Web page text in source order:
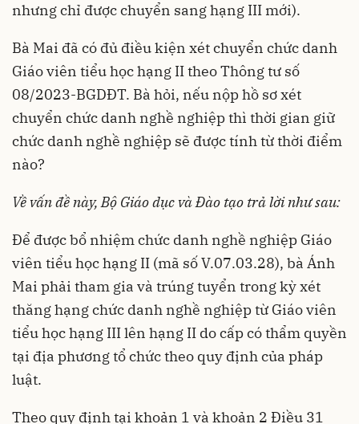
nhưng chỉ được chuyển sang hạng III mới).
Bà Mai đã có đủ điều kiện xét chuyển chức danh
Giáo viên tiểu học hạng II theo Thông tư số
08/2023-BGDĐT. Bà hỏi, nếu nộp hồ sơ xét
chuyển chức danh nghề nghiệp thì thời gian giữ
chức danh nghề nghiệp sẽ được tính từ thời điểm
nào?
Về vấn đề này, Bộ Giáo dục và Đào tạo trả lời như sau:
Để được bổ nhiệm chức danh nghề nghiệp Giáo
viên tiểu học hạng II (mã số V.07.03.28), bà Ánh
Mai phải tham gia và trúng tuyển trong kỳ xét
thăng hạng chức danh nghề nghiệp từ Giáo viên
tiểu học hạng III lên hạng II do cấp có thẩm quyền
tại địa phương tổ chức theo quy định của pháp
luật.
Theo quy định tại khoản 1 và khoản 2 Điều 31